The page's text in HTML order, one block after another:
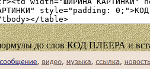
до слов КОД ПЛЕЕРА и